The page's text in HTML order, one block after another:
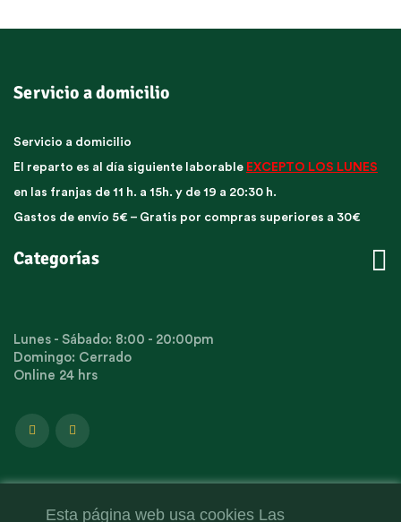
Servicio a domicilio
Servicio a domicilio
El reparto es al día siguiente laborable EXCEPTO LOS LUNES
en las franjas de 11 h. a 15h. y de 19 a 20:30 h.
Gastos de envío 5€ – Gratis por compras superiores a 30€
Categorías 
Lunes - Sábado: 8:00 - 20:00pm
Domingo: Cerrado
Online 24 hrs
Esta página web usa cookies Las